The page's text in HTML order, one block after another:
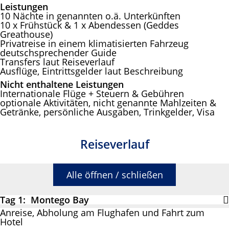
Leistungen
10 Nächte in genannten o.ä. Unterkünften
10 x Frühstück & 1 x Abendessen (Geddes
Greathouse)
Privatreise in einem klimatisierten Fahrzeug
deutschsprechender Guide
Transfers laut Reiseverlauf
Ausflüge, Eintrittsgelder laut Beschreibung
Nicht enthaltene Leistungen
Internationale Flüge + Steuern & Gebühren
optionale Aktivitäten, nicht genannte Mahlzeiten &
Getränke, persönliche Ausgaben, Trinkgelder, Visa
Reiseverlauf
Alle öffnen / schließen
Tag 1: Montego Bay
Anreise, Abholung am Flughafen und Fahrt zum
Hotel